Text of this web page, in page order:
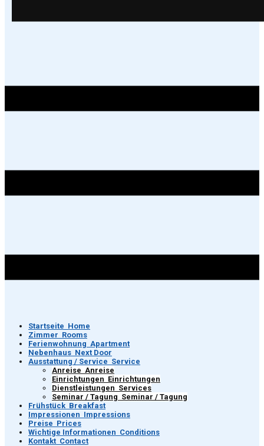
Startseite Home
Zimmer Rooms
Ferienwohnung Apartment
Nebenhaus Next Door
Ausstattung / Service Service
Anreise Anreise
Einrichtungen Einrichtungen
Dienstleistungen Services
Seminar / Tagung Seminar / Tagung
Frühstück Breakfast
Impressionen Impressions
Preise Prices
Wichtige Informationen Conditions
Kontakt Contact